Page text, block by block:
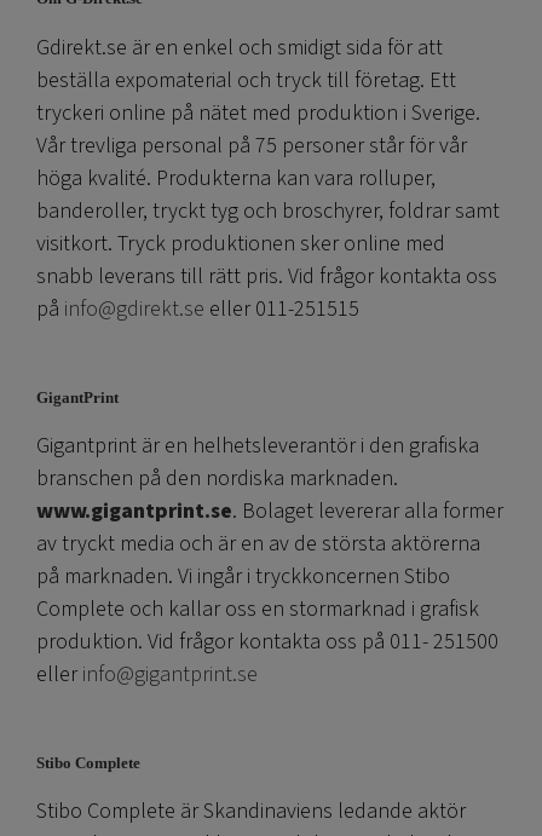
Gdirekt.se är en enkel och smidigt sida för att
beställa expomaterial och tryck till företag. Ett
tryckeri online på nätet med produktion i Sverige.
Vår trevliga personal på 75 personer står för vår
höga kvalité. Produkterna kan vara rolluper,
banderoller, tryckt tyg och broschyrer, foldrar samt
visitkort. Tryck produktionen sker online med
snabb leverans till rätt pris. Vid frågor kontakta oss
på info@gdirekt.se eller 011-251515
GigantPrint
Gigantprint är en helhetsleverantör i den grafiska
branschen på den nordiska marknaden.
www.gigantprint.se. Bolaget levererar alla former
av tryckt media och är en av de största aktörerna
på marknaden. Vi ingår i tryckkoncernen Stibo
Complete och kallar oss en stormarknad i grafisk
produktion. Vid frågor kontakta oss på 011- 251500
ellerinfo@gigantprint.se
Stibo Complete
Stibo Complete är Skandinaviens ledande aktör